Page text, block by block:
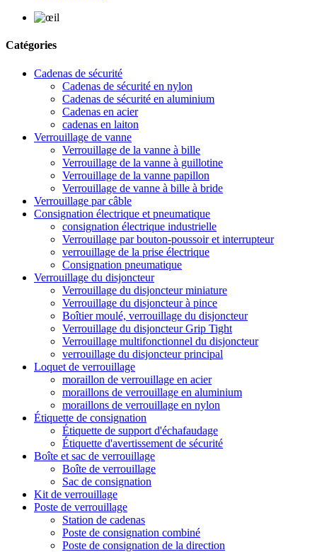
Catégories
Cadenas de sécurité
Cadenas de sécurité en nylon
Cadenas de sécurité en aluminium
Cadenas en acier
cadenas en laiton
Verrouillage de vanne
Verrouillage de la vanne à bille
Verrouillage de la vanne à guillotine
Verrouillage de la vanne papillon
Verrouillage de vanne à bille à bride
Verrouillage par câble
Consignation électrique et pneumatique
consignation électrique industrielle
Verrouillage par bouton-poussoir et interrupteur
verrouillage de la prise électrique
Consignation pneumatique
Verrouillage du disjoncteur
Verrouillage du disjoncteur miniature
Verrouillage du disjoncteur à pince
Boîtier moulé, verrouillage du disjoncteur
Verrouillage du disjoncteur Grip Tight
Verrouillage multifonctionnel du disjoncteur
verrouillage du disjoncteur principal
Loquet de verrouillage
moraillon de verrouillage en acier
moraillons de verrouillage en aluminium
moraillons de verrouillage en nylon
Étiquette de consignation
Étiquette de support d'échafaudage
Étiquette d'avertissement de sécurité
Boîte et sac de verrouillage
Boîte de verrouillage
Sac de consignation
Kit de verrouillage
Poste de verrouillage
Station de cadenas
Poste de consignation combiné
Poste de consignation de la direction